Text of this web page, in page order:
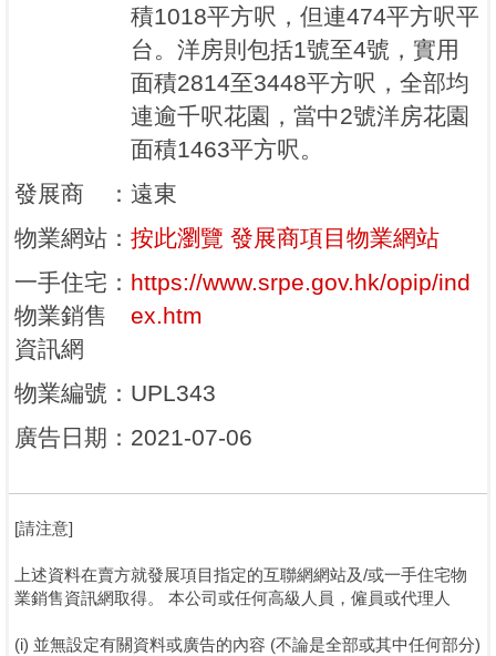
積1018平方呎，但連474平方呎平
台。洋房則包括1號至4號，實用
面積2814至3448平方呎，全部均
連逾千呎花園，當中2號洋房花園
面積1463平方呎。
發展商
： 遠東
物業網站 ： 按此瀏覽 發展商項目物業網站
一手住宅
物業銷售
資訊網
： https://www.srpe.gov.hk/opip/ind
ex.htm
物業編號 ： UPL343
廣告日期 ： 2021-07-06
[請注意]
上述資料在賣方就發展項目指定的互聯網網站及/或一手住宅物
業銷售資訊網取得。 本公司或任何高級人員，僱員或代理人
(i) 並無設定有關資料或廣告的內容 (不論是全部或其中任何部分)